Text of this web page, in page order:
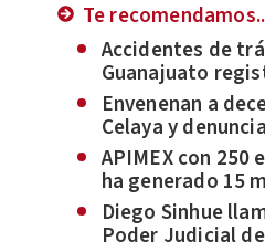
Te
Accidentes de
Guanajuato
atención de la
vacacional
Envenenan a
Celaya y
en Villagrán
APIMEX con 250
ha generado 15
Guanajuato
Diego Sinhue
Poder Judicial